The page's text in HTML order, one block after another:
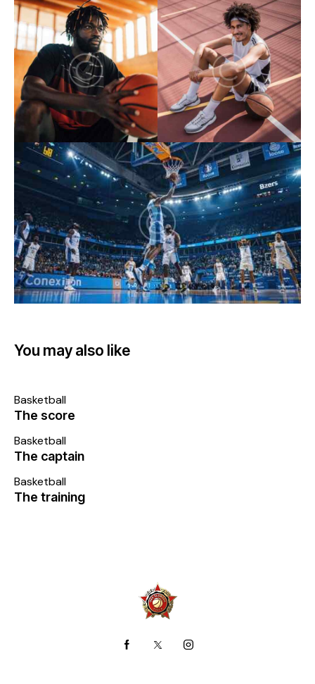
You may also like
Basketball
The score
Basketball
The captain
Basketball
The training